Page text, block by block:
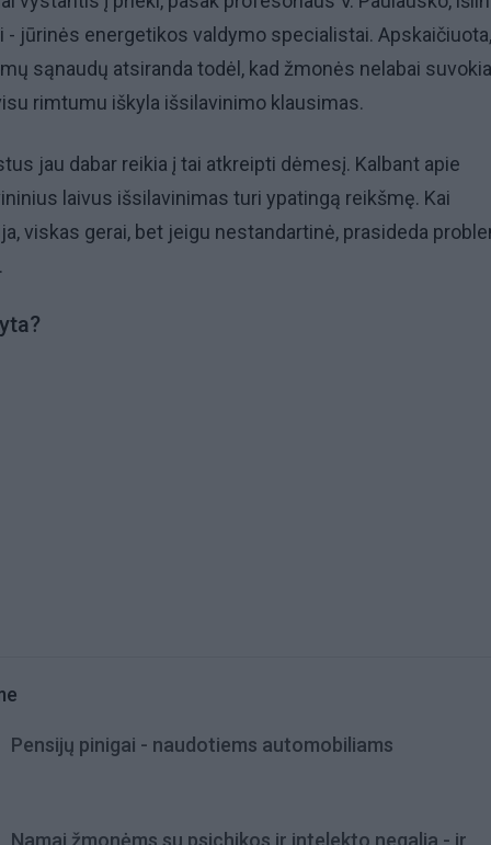
- jūrinės energetikos valdymo specialistai.
sąnaudų atsiranda todėl, kad žmonės nelabai
rimtumu iškyla išsilavinimo klausimas.
jau dabar reikia į tai atkreipti dėmesį. Kalbant apie
laivus išsilavinimas turi ypatingą reikšmę. Kai
viskas gerai, bet jeigu nestandartinė, prasideda
Pensijų pinigai - naudotiems automobiliams